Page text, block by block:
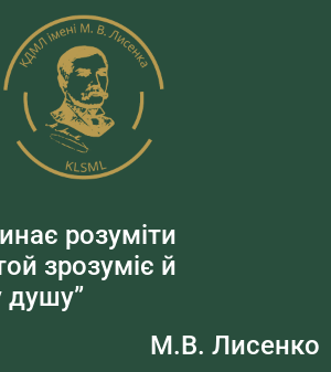
розуміти
зрозуміє й
душу”
М.В. Лисенко